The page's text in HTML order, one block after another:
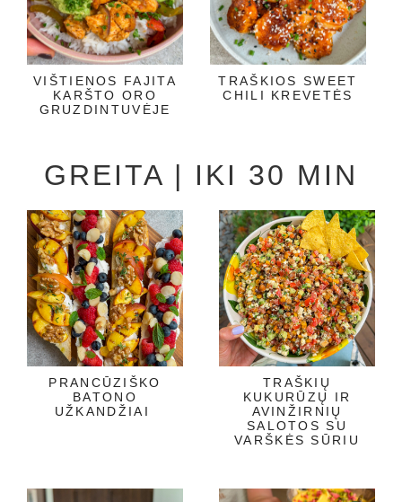
VIŠTIENOS FAJITA
KARŠTO ORO
GRUZDINTUVĖJE
TRAŠKIOS SWEET
CHILI KREVETĖS
GREITA | IKI 30 MIN
PRANCŪZIŠKO
BATONO
UŽKANDŽIAI
TRAŠKIŲ
KUKURŪZŲ IR
AVINŽIRNIŲ
SALOTOS SU
VARŠKĖS SŪRIU